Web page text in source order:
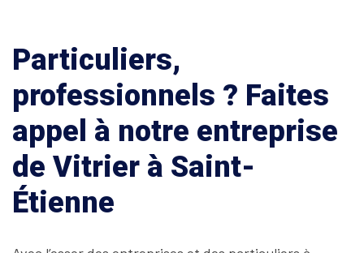
Particuliers,
professionnels ? Faites
appel à notre entreprise
de Vitrier à Saint-
Étienne